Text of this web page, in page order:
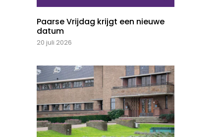
Paarse Vrijdag krijgt een nieuwe
datum
20 juli 2026